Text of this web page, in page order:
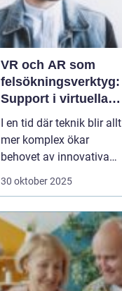
VR och AR som
felsökningsverktyg:
Support i virtuella
miljöer
I en tid där teknik blir allt
mer komplex ökar
behovet av innovativa
sätt att ge support. VR
erbjuder nya möjligheter
för felsökning, där
supportpersonal...
30 oktober 2025